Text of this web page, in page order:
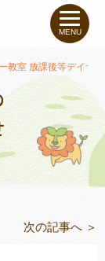
MENU
教室 放課後等デイサ
次の記事へ ＞